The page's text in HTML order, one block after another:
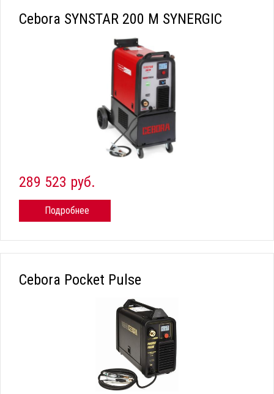
Cebora SYNSTAR 200 M SYNERGIC
289 523 руб.
Подробнее
Cebora Pocket Pulse